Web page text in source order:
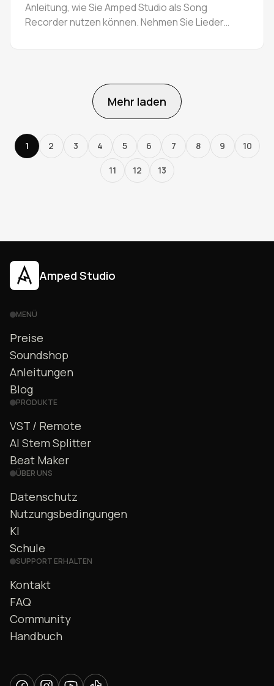
Anleitung, wie Sie Amped Studio als Song
Recorder nutzen können. Nehmen Sie Lieder
Mehr laden
1 2 3 4 5 6 7 8 9 10
11 12 13
Amped Studio
MENÜ
Preise
Soundshop
Anleitungen
Blog
PRODUKTE
VST / Remote
AI Stem Splitter
Beat Maker
ÜBER UNS
Datenschutz
Nutzungsbedingungen
KI
Schule
SUPPORT ERHALTEN
Kontakt
FAQ
Community
Handbuch